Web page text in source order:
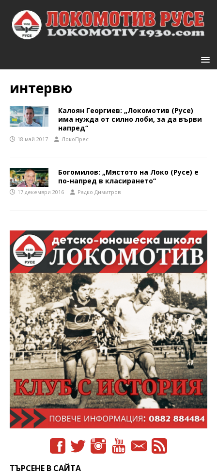
интервю
Калоян Георгиев: „Локомотив (Русе)
има нужда от силно лоби, за да върви
напред“
18 май 2017 ЛокоПрес
Богомилов: „Мястото на Локо (Русе) е
по-напред в класирането“
17 декември 2016 Радко Димитров
ТЪРСЕНЕ В САЙТА